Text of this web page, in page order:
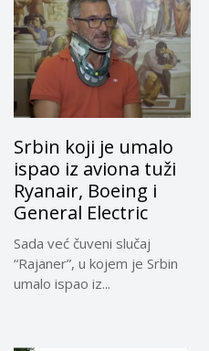
Srbin koji je umalo
ispao iz aviona tuži
Ryanair, Boeing i
General Electric
Sada već čuveni slučaj
“Rajaner”, u kojem je Srbin
umalo ispao iz...